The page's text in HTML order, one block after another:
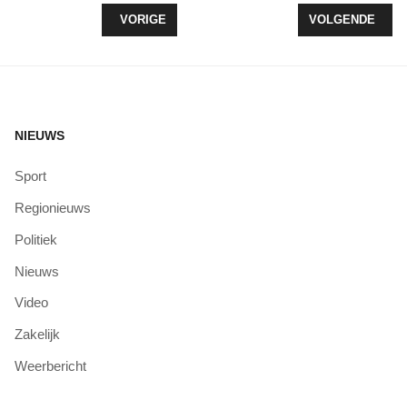
VORIG ARTIKEL: MASMARKT 2017, WELZIJN
VORIGE VOLGENDE
VOLGENDE
NIEUWS
Sport
Regionieuws
Politiek
Nieuws
Video
Zakelijk
Weerbericht